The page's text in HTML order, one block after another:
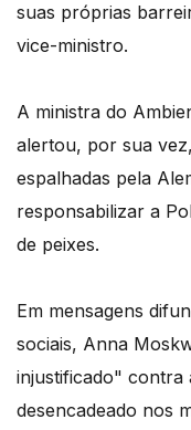
suas próprias
vice-ministro.
A ministra do
alertou, por sua
espalhadas pela
responsabilizar a
de peixes.
Em mensagens
sociais, Anna
injustificado" contra
desencadeado nos